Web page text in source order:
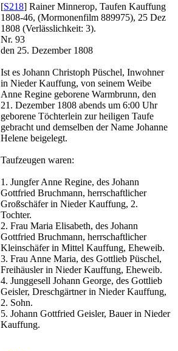
[S218] Rainer Minnerop, Taufen Kauffung
1808-46, (Mormonenfilm 889975), 25 Dez
1808 (Verlässlichkeit: 3).
Nr. 93
den 25. Dezember 1808
Ist es Johann Christoph Püschel, Inwohner
in Nieder Kauffung, von seinem Weibe
Anne Regine geborene Warmbrunn, den
21. Dezember 1808 abends um 6:00 Uhr
geborene Töchterlein zur heiligen Taufe
gebracht und demselben der Name Johanne
Helene beigelegt.
Taufzeugen waren:
1. Jungfer Anne Regine, des Johann
Gottfried Bruchmann, herrschaftlicher
Großschäfer in Nieder Kauffung, 2.
Tochter.
2. Frau Maria Elisabeth, des Johann
Gottfried Bruchmann, herrschaftlicher
Kleinschäfer in Mittel Kauffung, Eheweib.
3. Frau Anne Maria, des Gottlieb Püschel,
Freihäusler in Nieder Kauffung, Eheweib.
4. Junggesell Johann George, des Gottlieb
Geisler, Dreschgärtner in Nieder Kauffung,
2. Sohn.
5. Johann Gottfried Geisler, Bauer in Nieder
Kauffung.